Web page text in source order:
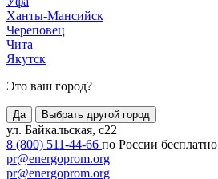
Ханты-Мансийск
Череповец
Чита
Якутск
Это ваш город?
Да Выбрать другой город
ул. Байкальская, с22
8 (800) 511-44-66 по России бесплатно
pr@energoprom.org
pr@energoprom.org